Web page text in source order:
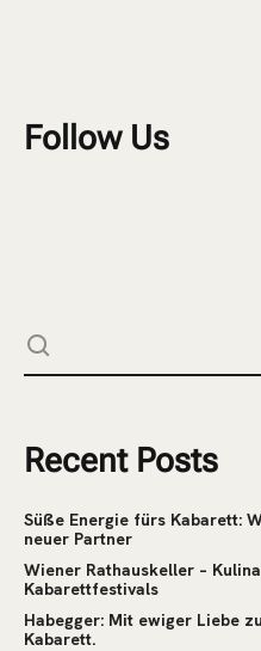
Follow Us
Recent Posts
Süße Energie fürs Kabarett:
neuer Partner
Wiener Rathauskeller –
Kabarettfestivals
Habegger: Mit ewiger Liebe
Kabarett.